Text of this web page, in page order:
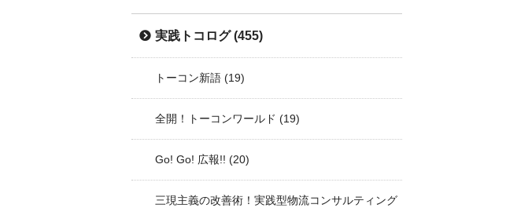
実践トコログ(455)
トーコン新語 (19)
全開！トーコンワールド (19)
Go! Go! 広報!! (20)
三現主義の改善術！実践型物流コンサルティング